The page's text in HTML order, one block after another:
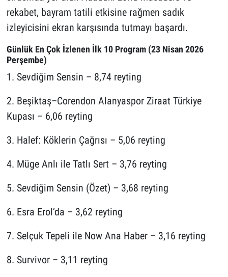
rekabet, bayram tatili etkisine rağmen sadık
izleyicisini ekran karşısında tutmayı başardı.
Günlük En Çok İzlenen İlk 10 Program (23 Nisan 2026
Perşembe)
1. Sevdiğim Sensin – 8,74 reyting
2. Beşiktaş–Corendon Alanyaspor Ziraat Türkiye
Kupası – 6,06 reyting
3. Halef: Köklerin Çağrısı – 5,06 reyting
4. Müge Anlı ile Tatlı Sert – 3,76 reyting
5. Sevdiğim Sensin (Özet) – 3,68 reyting
6. Esra Erol’da – 3,62 reyting
7. Selçuk Tepeli ile Now Ana Haber – 3,16 reyting
8. Survivor – 3,11 reyting